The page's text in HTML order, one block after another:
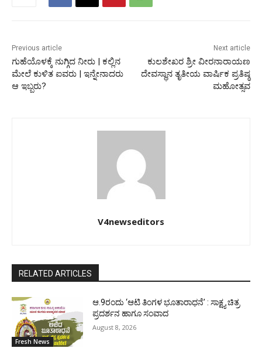
Previous article
ಗುಹೆಯೊಳಕ್ಕೆ ನುಗ್ಗಿದ ನೀರು | ಕಲ್ಲಿನ
ಮೇಲೆ ಕುಳಿತ ಐವರು | ಇನ್ನೇನಾದರು
ಆ ಇಬ್ಬರು?
Next article
ಕುಲಶೇಖರ ಶ್ರೀ ವೀರನಾರಾಯಣ
ದೇವಸ್ಥಾನ ತೃತೀಯ ವಾರ್ಷಿಕ ಪ್ರತಿಷ್ಠ
ಮಹೋತ್ಸವ
V4newseditors
RELATED ARTICLES
Fresh News
ಆ.9ರಂದು ‘ಆಟಿ ತಿಂಗಳ ಭೂತಾರಾಧನೆ’ : ಸಾಕ್ಷ್ಯ ಚಿತ್ರ
ಪ್ರದರ್ಶನ ಹಾಗೂ ಸಂವಾದ
August 8, 2026